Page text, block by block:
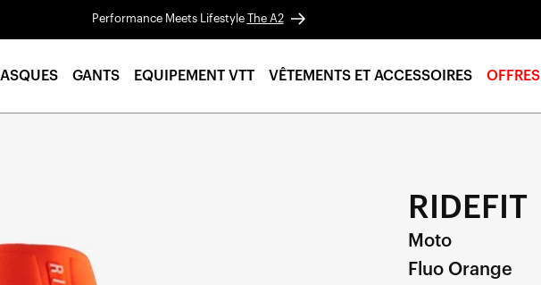
Performance Meets Lifestyle The A2
GANTS EQUIPEMENT VTT VÊTEMENTS ET ACCESSOIRES OFFRES
RIDEFIT
Moto
Fluo Orange